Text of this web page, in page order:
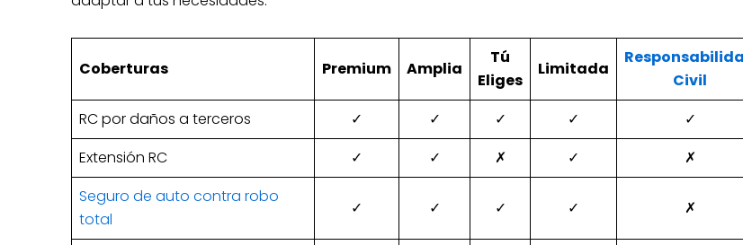
Coberturas Premium Amplia
Tú
Eliges
Limitada
Civil
RC por daños a terceros
✓ ✓ ✓ ✓
✓
Extensión RC
✓ ✓ ✗ ✓
✗
Seguro de auto contra robo
total
✓ ✓ ✓ ✓ ✗